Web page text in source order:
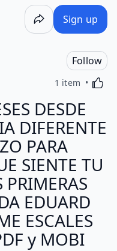
Sign up
Follow
1 item
DESDE
DIFERENTE
PARA
SIENTE TU
PRIMERAS
EDUARD
ESCALES
y MOBI